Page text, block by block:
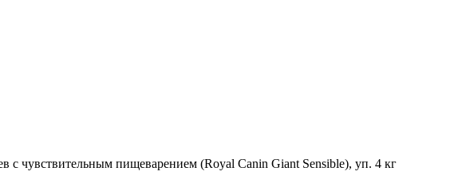
с чувствительным пищеварением (Royal Canin Giant Sensible), уп. 4 кг